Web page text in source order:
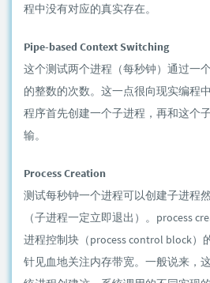
程中没有对应的真实存在。
Pipe-based Context Switching
这个测试两个进程（每秒钟）通过一
的整数的次数。这一点很向现实编程
程序首先创建一个子进程，再和这个
输。
Process Creation
测试每秒钟一个进程可以创建子进程
（子进程一定立即退出）。process
进程控制块（process control block）
针见血地关注内存带宽。一般说来，